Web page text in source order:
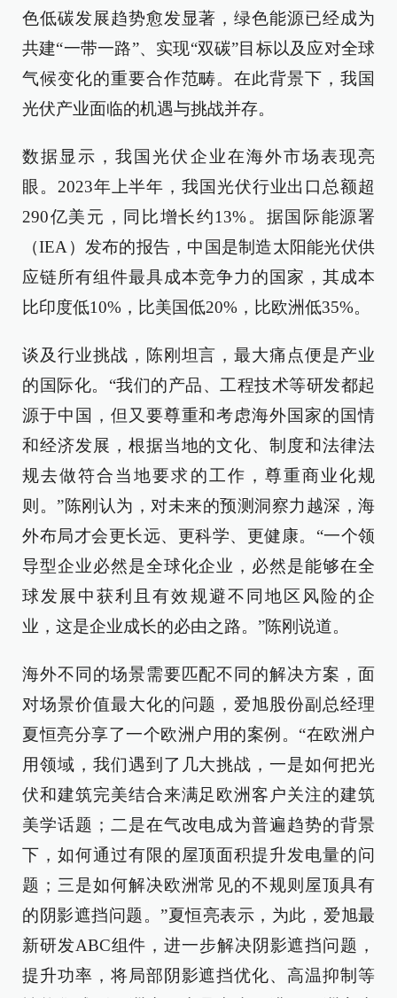
色低碳发展趋势愈发显著，绿色能源已经成为
共建“一带一路”、实现“双碳”目标以及应对全球
气候变化的重要合作范畴。在此背景下，我国
光伏产业面临的机遇与挑战并存。
数据显示，我国光伏企业在海外市场表现亮
眼。2023年上半年，我国光伏行业出口总额超
290亿美元，同比增长约13%。据国际能源署
（IEA）发布的报告，中国是制造太阳能光伏供
应链所有组件最具成本竞争力的国家，其成本
比印度低10%，比美国低20%，比欧洲低35%。
谈及行业挑战，陈刚坦言，最大痛点便是产业
的国际化。“我们的产品、工程技术等研发都起
源于中国，但又要尊重和考虑海外国家的国情
和经济发展，根据当地的文化、制度和法律法
规去做符合当地要求的工作，尊重商业化规
则。”陈刚认为，对未来的预测洞察力越深，海
外布局才会更长远、更科学、更健康。“一个领
导型企业必然是全球化企业，必然是能够在全
球发展中获利且有效规避不同地区风险的企
业，这是企业成长的必由之路。”陈刚说道。
海外不同的场景需要匹配不同的解决方案，面
对场景价值最大化的问题，爱旭股份副总经理
夏恒亮分享了一个欧洲户用的案例。“在欧洲户
用领域，我们遇到了几大挑战，一是如何把光
伏和建筑完美结合来满足欧洲客户关注的建筑
美学话题；二是在气改电成为普遍趋势的背景
下，如何通过有限的屋顶面积提升发电量的问
题；三是如何解决欧洲常见的不规则屋顶具有
的阴影遮挡问题。”夏恒亮表示，为此，爱旭最
新研发ABC组件，进一步解决阴影遮挡问题，
提升功率，将局部阴影遮挡优化、高温抑制等